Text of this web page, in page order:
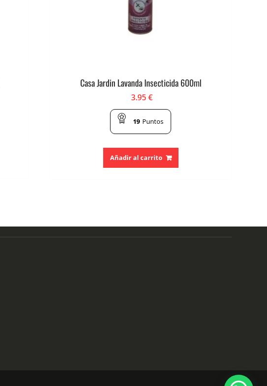
Casa Jardin Lavanda Insecticida 600ml
3.95€
19 Puntos
Añadir al carrito